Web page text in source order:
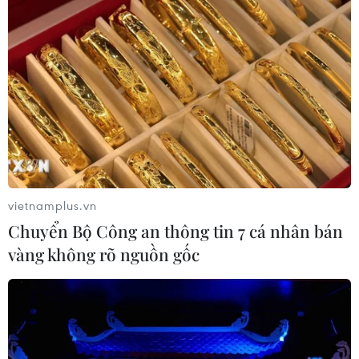
Dự án đường sắt nhẹ Phú Quốc sẽ
vận hành chạy thử nghiệm vào giữa
năm 2027
07/08/2026 08:28
Bộ Xây dựng yêu cầu đầu tư hệ
thống trạm sạc điện trên cao tốc
Bắc-Nam
07/08/2026 08:15
Xuất hiện các cung trượt sạt kèm
theo nhiều vết nứt, gãy tại Sơn La
07/08/2026 07:31
vietnamplus.vn
Chuyển Bộ Công an thông tin 7 cá nhân bán
vàng không rõ nguồn gốc